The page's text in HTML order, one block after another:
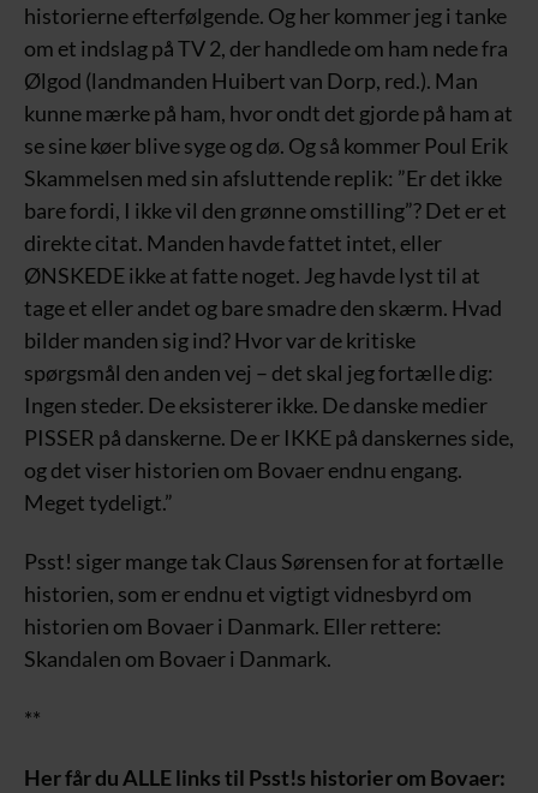
historierne efterfølgende. Og her kommer jeg i tanke
om et indslag på TV 2, der handlede om ham nede fra
Ølgod (landmanden Huibert van Dorp, red.). Man
kunne mærke på ham, hvor ondt det gjorde på ham at
se sine køer blive syge og dø. Og så kommer Poul Erik
Skammelsen med sin afsluttende replik: ”Er det ikke
bare fordi, I ikke vil den grønne omstilling”? Det er et
direkte citat. Manden havde fattet intet, eller
ØNSKEDE ikke at fatte noget. Jeg havde lyst til at
tage et eller andet og bare smadre den skærm. Hvad
bilder manden sig ind? Hvor var de kritiske
spørgsmål den anden vej – det skal jeg fortælle dig:
Ingen steder. De eksisterer ikke. De danske medier
PISSER på danskerne. De er IKKE på danskernes side,
og det viser historien om Bovaer endnu engang.
Meget tydeligt.”
Psst! siger mange tak Claus Sørensen for at fortælle
historien, som er endnu et vigtigt vidnesbyrd om
historien om Bovaer i Danmark. Eller rettere:
Skandalen om Bovaer i Danmark.
**
Her får du ALLE links til Psst!s historier om Bovaer: